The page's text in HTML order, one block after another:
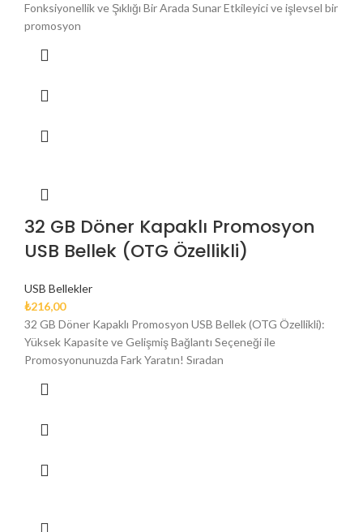
Fonksiyonellik ve Şıklığı Bir Arada Sunar Etkileyici ve işlevsel bir
promosyon
32 GB Döner Kapaklı Promosyon
USB Bellek (OTG Özellikli)
USB Bellekler
₺216,00
32 GB Döner Kapaklı Promosyon USB Bellek (OTG Özellikli):
Yüksek Kapasite ve Gelişmiş Bağlantı Seçeneği ile
Promosyonunuzda Fark Yaratın! Sıradan